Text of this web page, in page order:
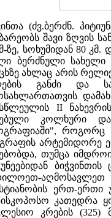
(ძვ.ბერძნ.
შავი ზღვის
ზე, სოხუმიდან 80
ბერძნული სახელი
ახლაც არის
განძი და
II
კოლხური
როგორც
არტემიდორე
თუმცა
აღმოსავლეთ
ერთ-
კათედრა
კრების